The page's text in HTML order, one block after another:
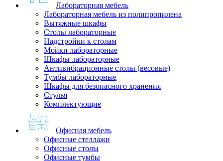
Лабораторная мебель
Лабораторная мебель из полипропилена
Вытяжные шкафы
Столы лабораторные
Надстройки к столам
Мойки лабораторные
Шкафы лабораторные
Антивибрационные столы (весовые)
Тумбы лабораторные
Шкафы для безопасного хранения
Стулья
Комплектующие
Офисная мебель
Офисные стеллажи
Офисные столы
Офисные тумбы